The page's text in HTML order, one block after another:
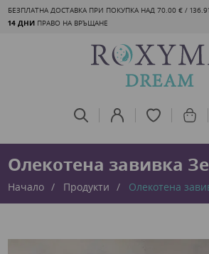
БЕЗПЛАТНА ДОСТАВКА ПРИ ПОКУПКА НАД 70.00 € /
14 ДНИ ПРАВО НА ВРЪЩАНЕ
Олекотена завивка
Начало Продукти Олекотена